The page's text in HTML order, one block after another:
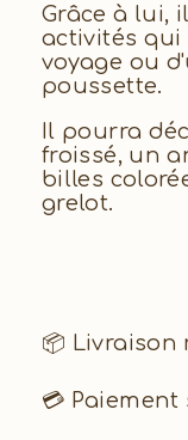
Grâce à lui,
activités qui
voyage ou
poussette.
Il pourra
froissé, un
billes
grelot.
📦 Livraison
💳 Paiement